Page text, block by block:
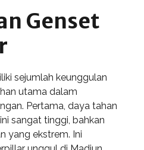
Genset
sejumlah keunggulan
utama dalam
Pertama, daya tahan
sangat tinggi, bahkan
yang ekstrem. Ini